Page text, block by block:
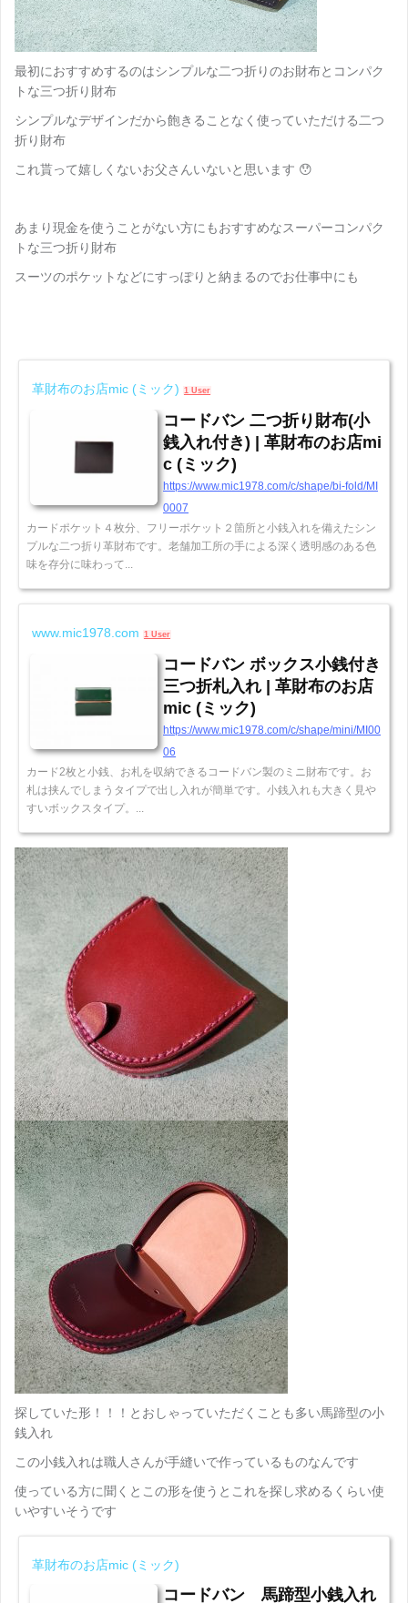
最初におすすめするのはシンプルな二つ折りのお財布とコンパク
トな三つ折り財布
シンプルなデザインだから飽きることなく使っていただける二つ
折り財布
これ貰って嬉しくないお父さんいないと思います 😯
あまり現金を使うことがない方にもおすすめなスーパーコンパク
トな三つ折り財布
スーツのポケットなどにすっぽりと納まるのでお仕事中にも
革財布のお店mic (ミック) 1 User
コードバン 二つ折り財布(小
銭入れ付き) | 革財布のお店mi
c (ミック)
https://www.mic1978.com/c/shape/bi-fold/MI
0007
カードポケット４枚分、フリーポケット２箇所と小銭入れを備えたシン
プルな二つ折り革財布です。老舗加工所の手による深く透明感のある色
味を存分に味わって...
www.mic1978.com 1 User
コードバン ボックス小銭付き
三つ折札入れ | 革財布のお店
mic (ミック)
https://www.mic1978.com/c/shape/mini/MI00
06
カード2枚と小銭、お札を収納できるコードバン製のミニ財布です。お
札は挟んでしまうタイプで出し入れが簡単です。小銭入れも大きく見や
すいボックスタイプ。...
探していた形！！！とおしゃっていただくことも多い馬蹄型の小
銭入れ
この小銭入れは職人さんが手縫いで作っているものなんです
使っている方に聞くとこの形を使うとこれを探し求めるくらい使
いやすいそうです
革財布のお店mic (ミック)
コードバン 馬蹄型小銭入れ